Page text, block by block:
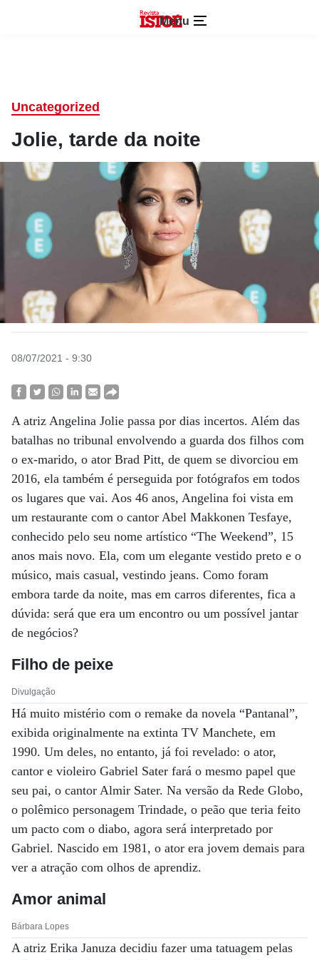
Menu
Uncategorized
Jolie, tarde da noite
08/07/2021 - 9:30
A atriz Angelina Jolie passa por dias incertos. Além das
batalhas no tribunal envolvendo a guarda dos filhos com
o ex-marido, o ator Brad Pitt, de quem se divorciou em
2016, ela também é perseguida por fotógrafos em todos
os lugares que vai. Aos 46 anos, Angelina foi vista em
um restaurante com o cantor Abel Makkonen Tesfaye,
conhecido pelo seu nome artístico “The Weekend”, 15
anos mais novo. Ela, com um elegante vestido preto e o
músico, mais casual, vestindo jeans. Como foram
embora tarde da noite, mas em carros diferentes, fica a
dúvida: será que era um encontro ou um possível jantar
de negócios?
Filho de peixe
Divulgação
Há muito mistério com o remake da novela “Pantanal”,
exibida originalmente na extinta TV Manchete, em
1990. Um deles, no entanto, já foi revelado: o ator,
cantor e violeiro Gabriel Sater fará o mesmo papel que
seu pai, o cantor Almir Sater. Na versão da Rede Globo,
o polêmico personagem Trindade, o peão que teria feito
um pacto com o diabo, agora será interpretado por
Gabriel. Nascido em 1981, o ator era jovem demais para
ver a atração com olhos de aprendiz.
Amor animal
Bárbara Lopes
A atriz Erika Januza decidiu fazer uma tatuagem pelas